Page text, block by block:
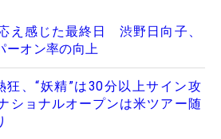
え感じた最終日 渋野日向子、
ーオン率の向上
狂、“妖精”は30分以上サイン攻
ョナルオープンは米ツアー随